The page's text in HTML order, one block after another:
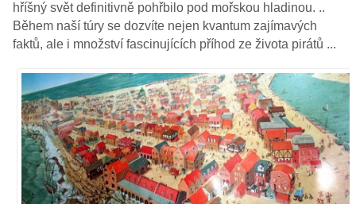
hříšný svět definitivně pohřbilo pod mořskou hladinou. ..
Během naší túry se dozvíte nejen kvantum zajímavých
faktů, ale i množství fascinujících příhod ze života pirátů ...